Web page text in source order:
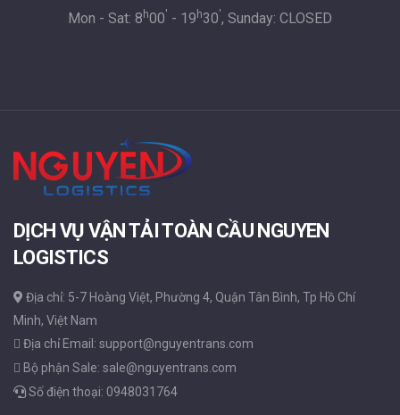
Mon - Sat: 8 h00' - 19 h30', Sunday: CLOSED
DỊCH VỤ VẬN TẢI TOÀN CẦU NGUYEN
LOGISTICS
Địa chỉ: 5-7 Hoàng Việt, Phường 4, Quận Tân Bình, Tp Hồ Chí
Minh, Việt Nam
Địa chỉ Email: support@nguyentrans.com
Bộ phận Sale: sale@nguyentrans.com
Số điện thoại: 0948031764